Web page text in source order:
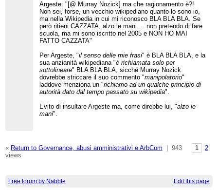
Argeste: "[@ Murray Nozick] ma che ragionamento è?!
Non sei, forse, un vecchio wikipediano quanto lo sono io,
ma nella Wikipedia in cui mi riconosco BLA BLA BLA. Se
però ritieni CAZZATA, alzo le mani ... non pretendo di fare
scuola, ma mi sono iscritto nel 2005 e NON HO MAI
FATTO CAZZATA"
Per Argeste, "il senso delle mie frasi" è BLA BLA BLA, e la
sua anzianità wikipediana "è richiamata solo per
sottolineare" BLA BLA BLA, sicché Murray Nozick
dovrebbe striccare il suo commento "manipolatorio"
laddove menziona un "richiamo ad un qualche principio di
autorità dato dal tempo passato su wikipedia".
Evito di insultare Argeste ma, come direbbe lui, "alzo le
mani".
1 2
« Return to Governance, abusi amministrativi e ArbCom
943
views
Free forum by Nabble Edit this page